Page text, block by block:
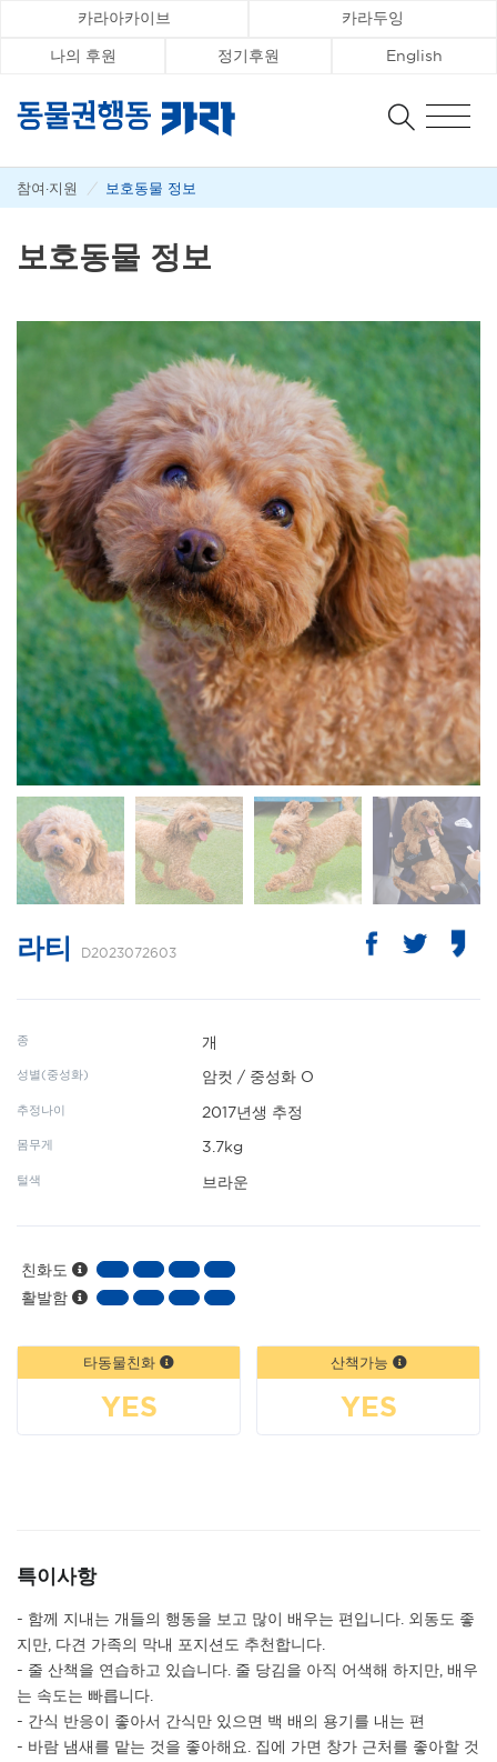
카라아카이브 카라두잉
나의 후원 정기후원 English
참여·지원 / 보호동물 정보
보호동물 정보
라티 D2023072603
종 개
성별(중성화) 암컷 / 중성화 O
추정나이 2017년생 추정
몸무게 3.7kg
털색 브라운
친화도
활발함
타동물친화
YES
산책가능
YES
특이사항
- 함께 지내는 개들의 행동을 보고 많이 배우는 편입니다. 외동도 좋
지만, 다견 가족의 막내 포지션도 추천합니다.
- 줄 산책을 연습하고 있습니다. 줄 당김을 아직 어색해 하지만, 배우
는 속도는 빠릅니다.
- 간식 반응이 좋아서 간식만 있으면 백 배의 용기를 내는 편
- 바람 냄새를 맡는 것을 좋아해요. 집에 가면 창가 근처를 좋아할 것